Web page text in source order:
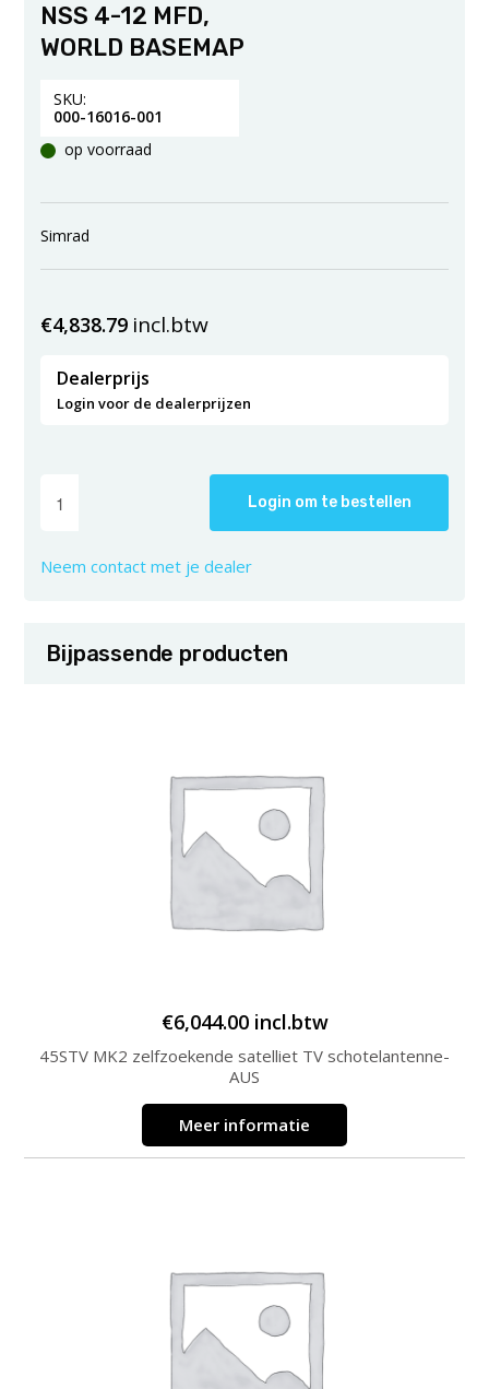
NSS 4-12 MFD,
WORLD BASEMAP
SKU:
000-16016-001
op voorraad
Simrad
€4,838.79 incl.btw
Dealerprijs
Login voor de dealerprijzen
Login om te bestellen
Neem contact met je dealer
Bijpassende producten
€6,044.00 incl.btw
45STV MK2 zelfzoekende satelliet TV schotelantenne-
AUS
Meer informatie